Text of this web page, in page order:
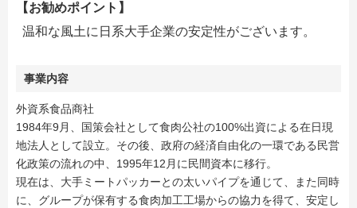
【お勧めポイント】
温和な風土に日系大手企業の安定性がございます。
事業内容
外資系食品商社
1984年9月、国策会社として食肉公社の100%出資による在日現
地法人として設立。その後、政府の経済自由化の一環である民営
化政策の流れの中、1995年12月に民間資本に移行。
現在は、大手ミートパッカーとの太いパイプを通じて、また同時
に、グループが保有する食肉加工工場からの協力を得て、安定し